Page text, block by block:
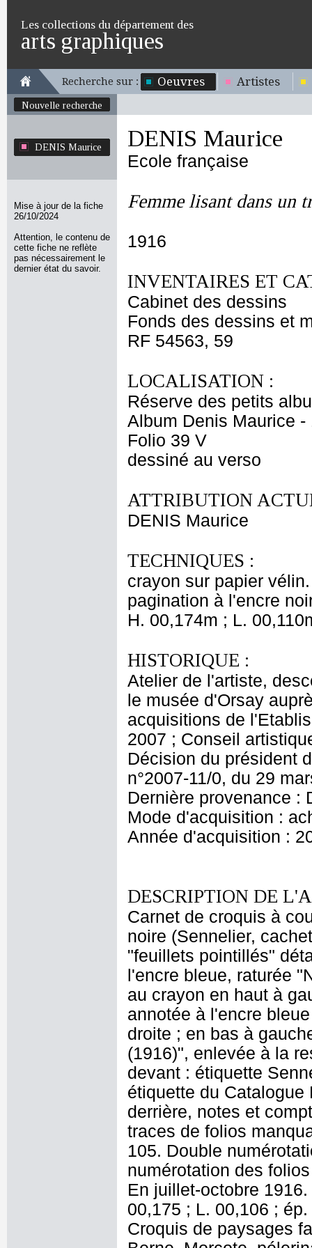
Les collections du département des
arts graphiques
Recherche sur : Oeuvres Artistes
Nouvelle recherche
DENIS Maurice
Mise à jour de la fiche
26/10/2024
Attention, le contenu de
cette fiche ne reflète
pas nécessairement le
dernier état du savoir.
DENIS Maurice
Ecole française
Femme lisant dans un
1916
INVENTAIRES ET
Cabinet des dessins
Fonds des dessins et
RF 54563, 59
LOCALISATION :
Réserve des petits
Album Denis Maurice -
Folio 39 V
dessiné au verso
ATTRIBUTION
DENIS Maurice
TECHNIQUES :
crayon sur papier
pagination à l'encre
H. 00,174m ; L.
HISTORIQUE :
Atelier de l'artiste,
le musée d'Orsay
acquisitions de
2007 ; Conseil
Décision du président
n°2007-11/0, du 29
Dernière provenance :
Mode d'acquisition :
Année d'acquisition :
DESCRIPTION DE
Carnet de croquis à
noire (Sennelier,
"feuillets pointillés"
l'encre bleue, raturée
au crayon en haut à
annotée à l'encre
droite ; en bas à
(1916)", enlevée à la
devant : étiquette
étiquette du
derrière, notes et
traces de folios
105. Double
numérotation des
En juillet-octobre
00,175 ; L. 00,106 ;
Croquis de paysages